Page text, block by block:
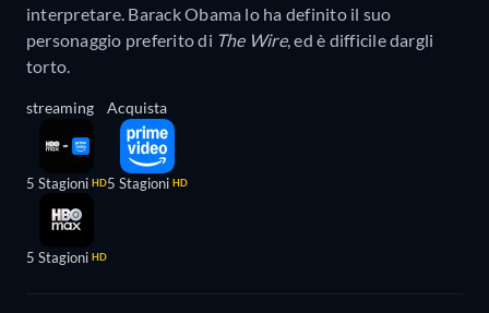
interpretare. Barack Obama lo ha definito il suo
personaggio preferito di The Wire, ed è difficile dargli
torto.
streaming
5 Stagioni HD
5 Stagioni HD
Acquista
5 Stagioni HD